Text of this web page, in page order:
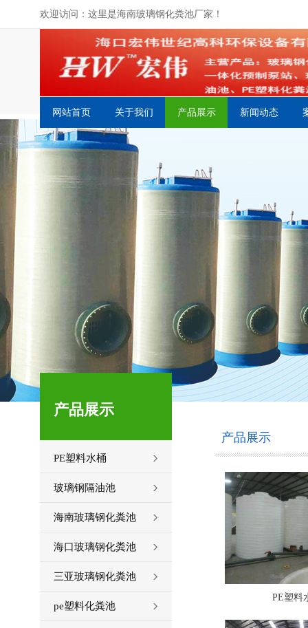
欢迎访问：这里是海南玻璃钢化粪池厂家！
网站首页 关于我们 产品展示 新闻动态
产品展示
PE塑料水桶
玻璃钢隔油池
海南玻璃钢化粪池
海口玻璃钢化粪池
三亚玻璃钢化粪池
pe塑料化粪池
产品展示
PE塑料